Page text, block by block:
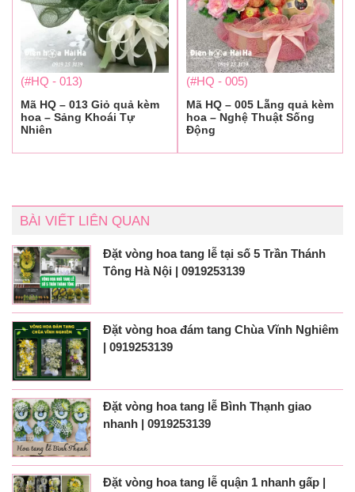
(#HQ - 013)
Mã HQ – 013 Giỏ quả kèm
hoa – Sảng Khoái Tự
Nhiên
(#HQ - 005)
Mã HQ – 005 Lẵng quả kèm
hoa – Nghệ Thuật Sống
Động
BÀI VIẾT LIÊN QUAN
Đặt vòng hoa tang lễ tại số 5 Trần Thánh
Tông Hà Nội | 0919253139
Đặt vòng hoa đám tang Chùa Vĩnh Nghiêm
| 0919253139
Đặt vòng hoa tang lễ Bình Thạnh giao
nhanh | 0919253139
Đặt vòng hoa tang lễ quận 1 nhanh gấp |